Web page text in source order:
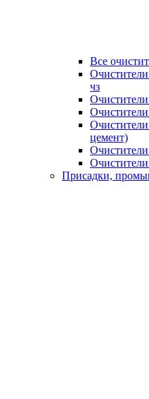
Все
чз
Очистители
цемент)
Присадки,